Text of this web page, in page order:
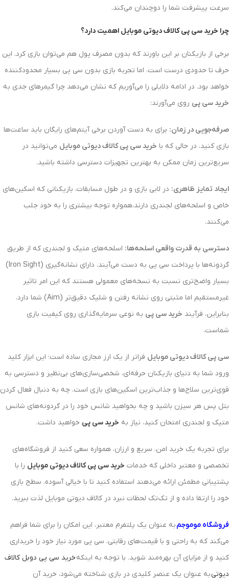
سرعت پیشرفت شما را دوچندان می‌کند.
چرا خرید سی پی کالاف دیوتی موبایل اهمیت دارد؟
برخی از بازیکنان بر این باورند که بدون مصرف پول هم می‌توان بازی کرد. این
حرف تا حدودی درست است، اما تجربه بازی بدون سی پی بسیار محدودکننده
خواهد بود. در ادامه دلایلی را می‌آوریم که نشان می‌دهد چرا گیمرهای جدی به
خرید سی پی روی می‌آورند:
صرفه‌جویی در زمان: برای به دست آوردن برخی آیتم‌های رایگان باید ساعت‌ها
بازی کنید، در حالی که با خرید سی پی کالاف دیوتی موبایل می‌توانید در
سریع‌ترین زمان ممکن به بهترین تجهیزات دسترسی داشته باشید.
ایجاد تمایز ظاهری: در لابی بازی و در طول مسابقات، بازیکنانی که اسکین‌های
خاص و اسلحه‌های لجندری دارند،همواره توجه بیشتری را به خود جلب
می‌کنند.
دسترسی به قدرت واقعی اسلحه‌ها: اسلحه‌های متیک و لجندری که از طریق
گردونه‌ها با پرداخت سی پی به دست می‌آیند، دارای نشانه‌گیری (Iron Sight)
بسیار واضح‌تری نسبت به نسخه‌های معمولی هستند که این امر تاثیر
غیرمستقیم اما مثبتی روی نشانه رفتن و شلیک دقیق‌تر (Aim) شما دارد.
بنابراین، فرآیند خرید سی پی به نوعی سرمایه‌گذاری روی کیفیت بازی
شماست.
سی پی کالاف دیوتی موبایل فراتر از یک ارز مجازی ساده است؛ این ابزار کلید
ورود شما به دنیای بازیکنان حرفه‌ای، شخصی‌سازی‌های بی‌نظیر و دسترسی به
قوی‌ترین سلاح‌ها و جذاب‌ترین اسکین‌های بازی است. چه به دنبال فعال کردن
بتل پس هر سیزن باشید و چه بخواهید شانس خود را در گردونه‌های شانس
متیک و لجندری امتحان کنید، نیاز به خرید سی پی خواهید داشت.
برای تجربه یک خرید امن، سریع و ارزان، همواره سعی کنید از فروشگاه‌های
تخصصی و معتبر داخلی که خدمات خرید سی پی کالاف دیوتی موبایل را با
پشتیبانی مطمئن ارائه می‌دهند استفاده کنید تا با خیالی آسوده، سطح بازی
خود را ارتقا داده و از تک‌تک لحظات نبرد در کالاف دیوتی موبایل لذت ببرید.
فروشگاه موموجمبه عنوان یک پلتفرم معتبر، این امکان را برای شما فراهم
می‌کند که به راحتی و با قیمت‌های رقابتی، سی پی مورد نیاز خود را خریداری
کنید و از مزایای آن بهره‌مند شوید. با توجه به اینکهخرید سی پی دوبل کالاف
دیوتیبه عنوان یک عنصر کلیدی در بازی‌ شناخته می‌شود، خرید آن